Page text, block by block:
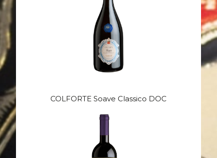
COLFORTE Soave Classico DOC